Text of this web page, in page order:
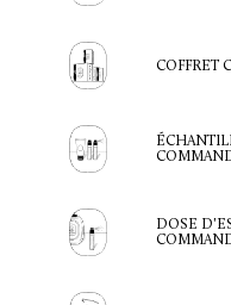
COFFRET
DOSE